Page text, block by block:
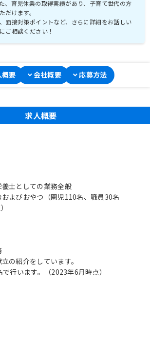
、育児休業の取得実績があり、子育て世代の方
だけます。
面接対策ポイントなど、さらに詳細をお話しい
ご相談ください！
要 会社概要 応募方法
求人概要
士としての業務全般
よびおやつ（園児110名、職員30名
の紹介をしています。
行います。（2023年6月時点）